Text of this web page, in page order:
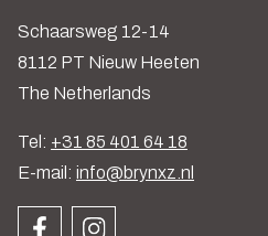
Schaarsweg 12-14
8112 PT Nieuw Heeten
The Netherlands
Tel: +31 85 401 64 18
E-mail: info@brynxz.nl